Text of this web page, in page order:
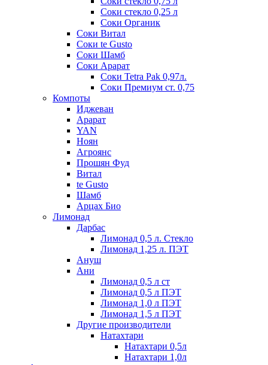
Соки стекло 0,25 л
Соки Органик
Соки Витал
Соки te Gusto
Соки Шамб
Соки Арарат
Соки Tetra Pak 0,97л.
Соки Премиум ст. 0,75
Компоты
Иджеван
Арарат
YAN
Ноян
Агроянс
Прошян Фуд
Витал
te Gusto
Шамб
Арцах Био
Лимонад
Дарбас
Лимонад 0,5 л. Стекло
Лимонад 1,25 л. ПЭТ
Ануш
Ани
Лимонад 0,5 л ст
Лимонад 0,5 л ПЭТ
Лимонад 1,0 л ПЭТ
Лимонад 1,5 л ПЭТ
Другие производители
Натахтари
Натахтари 0,5л
Натахтари 1,0л